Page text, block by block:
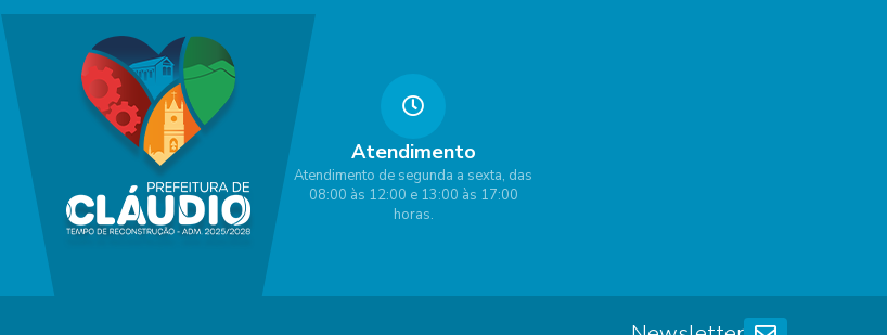
Atendimento
Atendimento de segunda a sexta, das
08:00 às 12:00 e 13:00 às 17:00
horas.